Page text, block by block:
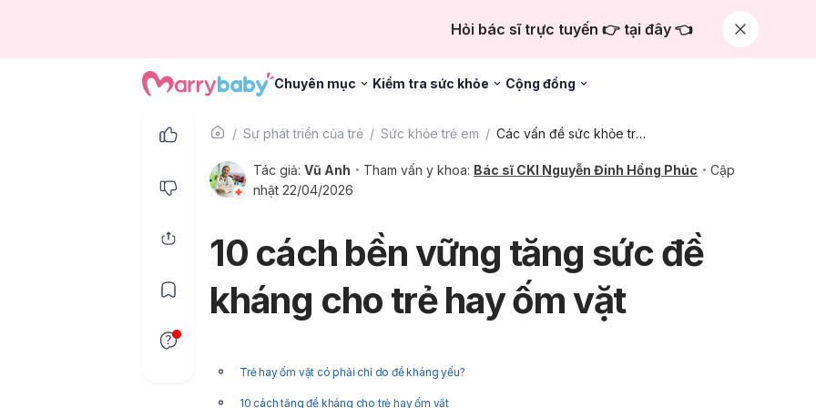
Hỏi bác sĩ trực tuyến 👉 tại đây 👈
Chuyên mục Kiểm tra sức khỏe Cộng đồng
Sự phát triển của trẻ Sức khỏe trẻ em Các vấn đề sức khỏe trẻ em khác
Tác giả: Vũ Anh Tham vấn y khoa: Bác sĩ CKI Nguyễn Đinh Hồng Phúc
Cập
nhật 22/04/2026
10 cách bền vững tăng sức đề
kháng cho trẻ hay ốm vặt
Trẻ hay ốm vặt có phải chỉ do đề kháng yếu?
10 cách tăng đề kháng cho trẻ hay ốm vặt